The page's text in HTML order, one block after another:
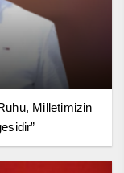
Milletimizin